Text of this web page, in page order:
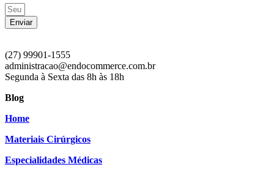
Enviar
(27) 99901-1555
administracao@endocommerce.com.br
Segunda à Sexta das 8h às 18h
Blog
Home
Materiais Cirúrgicos
Especialidades Médicas